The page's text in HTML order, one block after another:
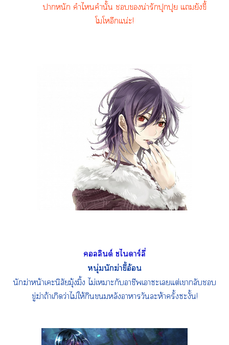
าหนัก คำไคำนั้น น่ารักปุกปุย แยังขี้
โโอีกแน่ะ!
ลลินด์ ชไดาร์ลี่
หนุ่มนักฆ่าขี้อ้อน
นักฆ่าหน้าเะนิสัยมุ้งมิ้ง ไม่เาะกับาชีพเาะเแต่เากลับ
ขู่ฆ่าถ้าเกิดว่าไม่ให้กินหลังาาวันะห้าครั้งะงั้น!